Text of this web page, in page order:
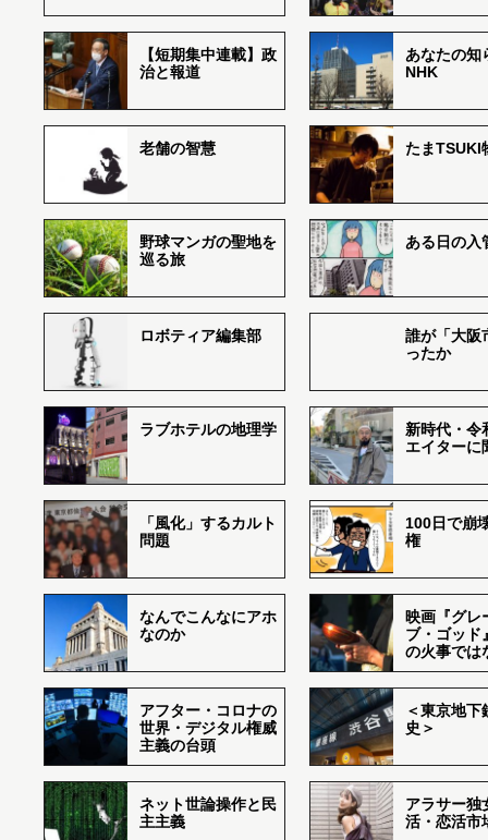
【短期集中連載】政
治と報道
あなたの知
NHK
老舗の智慧 たまTSUKI
野球マンガの聖地を
巡る旅
ある日の入
ロボティア編集部
誰が「大阪
ったか
ラブホテルの地理学
新時代・令
エイターに
「風化」するカルト
問題
100日で崩
権
なんでこんなにアホ
なのか
映画『グレ
ブ・ゴッド
の火事では
アフター・コロナの
世界・デジタル権威
主義の台頭
＜東京地下
史＞
ネット世論操作と民
主主義
アラサー独
活・恋活市